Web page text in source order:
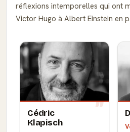
réflexions intemporelles qui ont
Victor Hugo à Albert Einstein en
Cédric
Klapisch